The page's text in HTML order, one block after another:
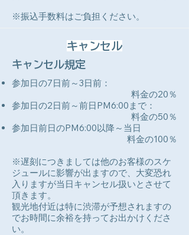
​※振込手数料はご負担ください。
キャンセル
キャンセル規定
参加日の7日前～3日前：
料金の20％
​参加日の2日前～前日PM6:00まで：
料金の50％
参加日前日のPM6:00以降～当日
料金の100％
※遅刻につきましては他のお客様のスケ
ジュールに影響が出ますので、大変恐れ
入りますが当日キャンセル扱いとさせて
頂きます。
​観光地付近は特に渋滞が予想されますの
でお時間に余裕を持ってお出かけくださ
い。